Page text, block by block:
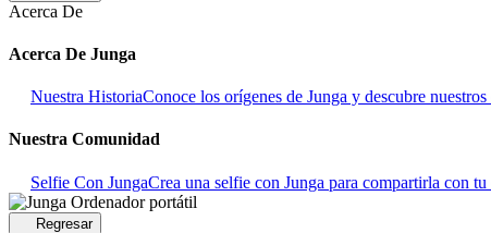
Acerca De
Acerca De Junga
Nuestra HistoriaConoce los orígenes de Junga y descubre
Nuestra Comunidad
Selfie Con JungaCrea una selfie con Junga para compartirla con
Regresar